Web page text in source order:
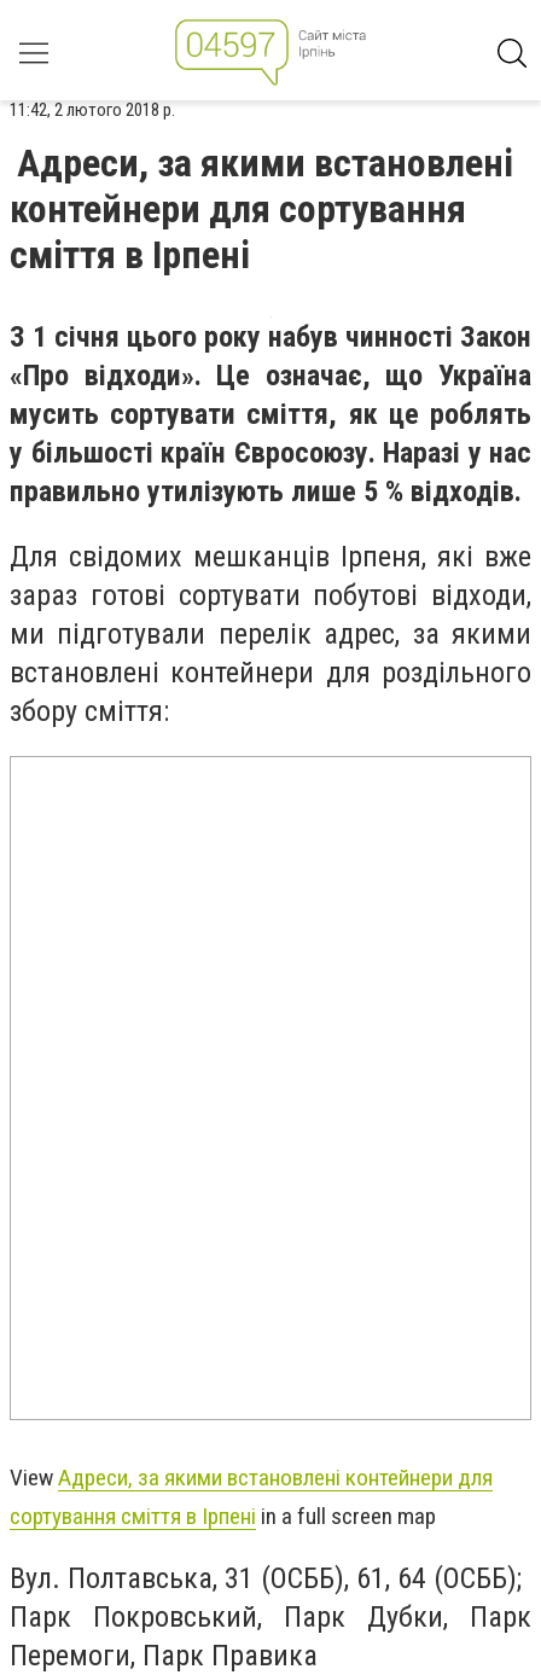
11:42, 2 лютого 2018 р.
Адреси, за якими встановлені
контейнери для сортування
сміття в Ірпені
З 1 січня цього року набув чинності Закон
«Про відходи». Це означає, що Україна
мусить сортувати сміття, як це роблять
у більшості країн Євросоюзу. Наразі у нас
правильно утилізують лише 5 % відходів.
Для свідомих мешканців Ірпеня, які вже
зараз готові сортувати побутові відходи,
ми підготували перелік адрес, за якими
встановлені контейнери для роздільного
збору сміття:
ViewАдреси, за якими встановлені контейнери для
сортування сміття в Ірпені in a full screen map
Вул. Полтавська, 31 (ОСББ), 61, 64 (ОСББ);
Парк Покровський, Парк Дубки, Парк
Перемоги, Парк Правика